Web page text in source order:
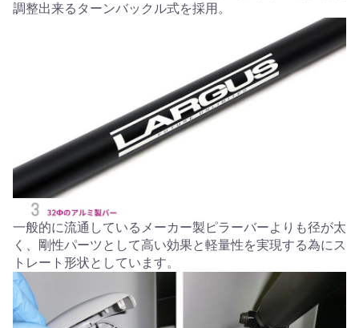
調整出来るターンバックル式を採用。
一般的に流通しているメーカー製ピラーバーよりも径が太
く、剛性パーツとして高い効果と軽量性を実現する為にス
トレート形状としています。